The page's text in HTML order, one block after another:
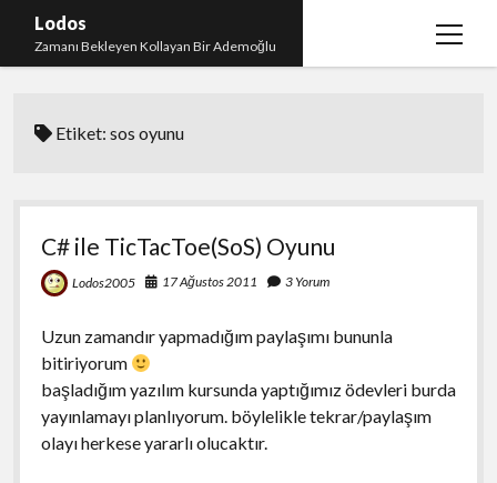
Lodos
Zamanı Bekleyen Kollayan Bir Ademoğlu
menüyü
test
Etiket:sos oyunu
C# ile TicTacToe(SoS) Oyunu
Lodos2005 17 Ağustos 2011 3 Yorum
Uzun zamandır yapmadığım paylaşımı bununla
bitiriyorum
başladığım yazılım kursunda yaptığımız ödevleri burda
yayınlamayı planlıyorum. böylelikle tekrar/paylaşım
olayı herkese yararlı olucaktır.